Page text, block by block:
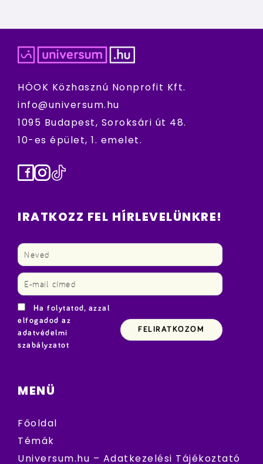
HÖOK Közhasznú Nonprofit Kft.
info@universum.hu
1095 Budapest, Soroksári út 48.
10-es épület, 1. emelet.
Facebook
Instagram
TikTok
IRATKOZZ FEL HÍRLEVELÜNKRE!
Ha folytatod, azzal
elfogadod az
adatvédelmi
szabályzatot
MENÜ
Főoldal
Témák
Universum.hu – Adatkezelési Tájékoztató